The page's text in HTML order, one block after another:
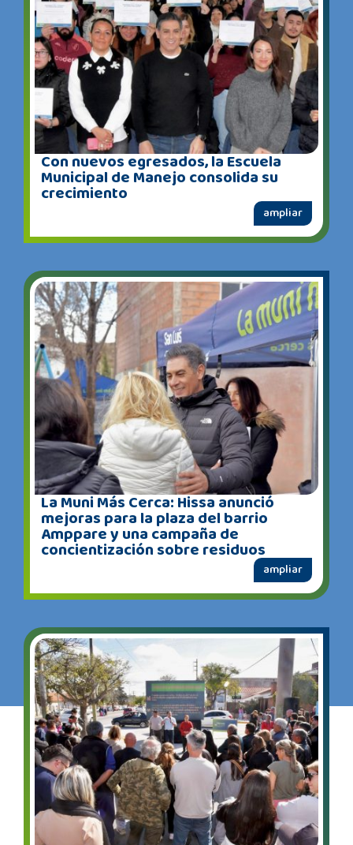
Con nuevos egresados, la Escuela
Municipal de Manejo consolida su
crecimiento
ampliar
La Muni Más Cerca: Hissa anunció
mejoras para la plaza del barrio
Amppare y una campaña de
concientización sobre residuos
ampliar